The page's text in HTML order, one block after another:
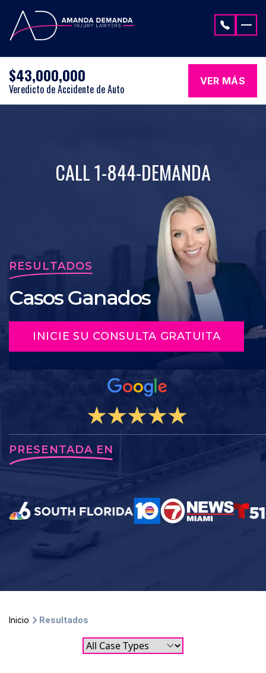
$43,000,000
Veredicto de Accidente de Auto
VER MÁS
CALL 1-844-DEMANDA
RESULTADOS
Casos Ganados
INICIE SU CONSULTA GRATUITA
PRESENTADA EN
Inicio Resultados